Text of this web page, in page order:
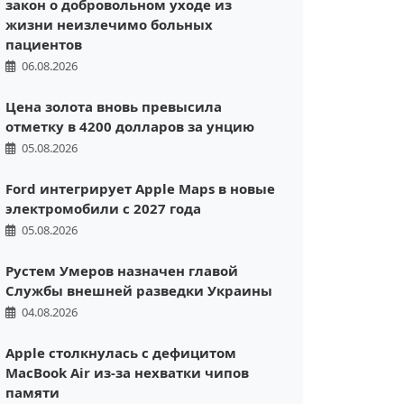
закон о добровольном уходе из
жизни неизлечимо больных
пациентов
06.08.2026
Цена золота вновь превысила
отметку в 4200 долларов за унцию
05.08.2026
Ford интегрирует Apple Maps в новые
электромобили с 2027 года
05.08.2026
Рустем Умеров назначен главой
Службы внешней разведки Украины
04.08.2026
Apple столкнулась с дефицитом
MacBook Air из-за нехватки чипов
памяти